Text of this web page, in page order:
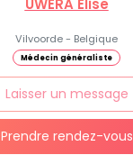
UWERA Elise
Vilvoorde - Belgique
Médecin généraliste
Laisser un message
Prendre rendez-vous